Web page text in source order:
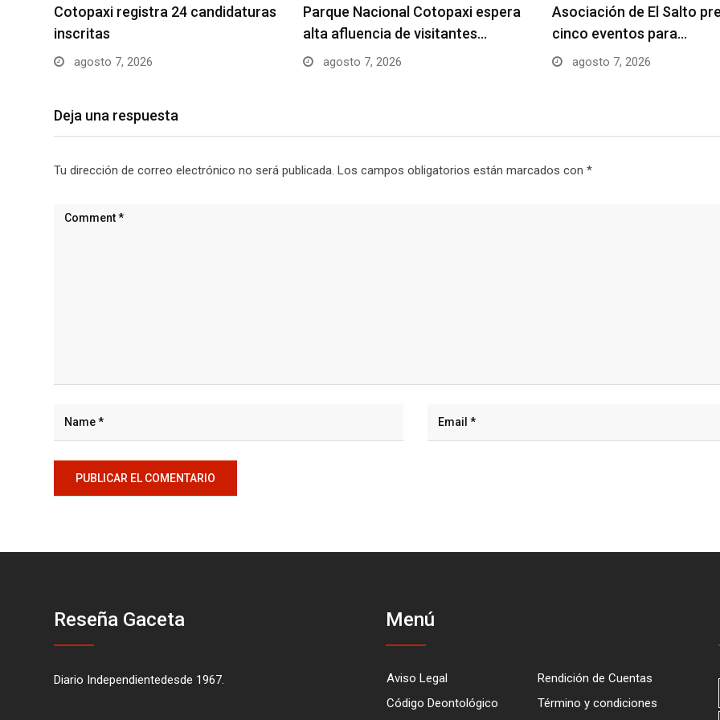
Cotopaxi registra 24 candidaturas
inscritas
agosto 7, 2026
Parque Nacional Cotopaxi espera
alta afluencia de visitantes…
agosto 7, 2026
Asociación de El Salto
cinco eventos para…
agosto 7, 2026
Deja una respuesta
Tu dirección de correo electrónico no será publicada. Los campos obligatorios están marcados con *
Reseña Gaceta
Diario Independientedesde 1967.
Menú
Aviso Legal
Rendición de Cuentas
Código Deontológico
Término y condiciones